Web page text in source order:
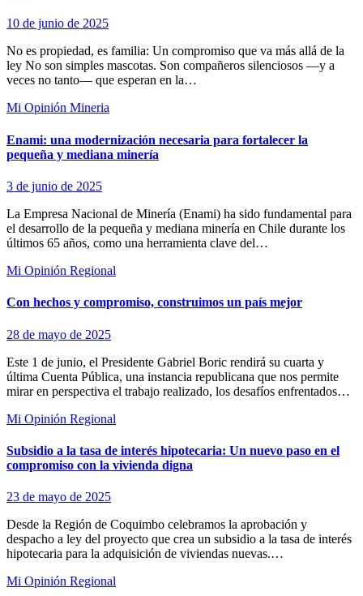
10 de junio de 2025
No es propiedad, es familia: Un compromiso que va más allá de la
ley No son simples mascotas. Son compañeros silenciosos —y a
veces no tanto— que esperan en la…
Mi Opinión Mineria
Enami: una modernización necesaria para fortalecer la
pequeña y mediana minería
3 de junio de 2025
La Empresa Nacional de Minería (Enami) ha sido fundamental para
el desarrollo de la pequeña y mediana minería en Chile durante los
últimos 65 años, como una herramienta clave del…
Mi Opinión Regional
Con hechos y compromiso, construimos un país mejor
28 de mayo de 2025
Este 1 de junio, el Presidente Gabriel Boric rendirá su cuarta y
última Cuenta Pública, una instancia republicana que nos permite
mirar en perspectiva el trabajo realizado, los desafíos enfrentados…
Mi Opinión Regional
Subsidio a la tasa de interés hipotecaria: Un nuevo paso en el
compromiso con la vivienda digna
23 de mayo de 2025
Desde la Región de Coquimbo celebramos la aprobación y
despacho a ley del proyecto que crea un subsidio a la tasa de interés
hipotecaria para la adquisición de viviendas nuevas.…
Mi Opinión Regional